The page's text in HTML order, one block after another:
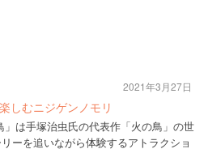
しむニジゲンノモリ
」は手塚治虫氏の代表作「火の鳥」の世
ーを追いながら体験するアトラクショ
2021年3月27日